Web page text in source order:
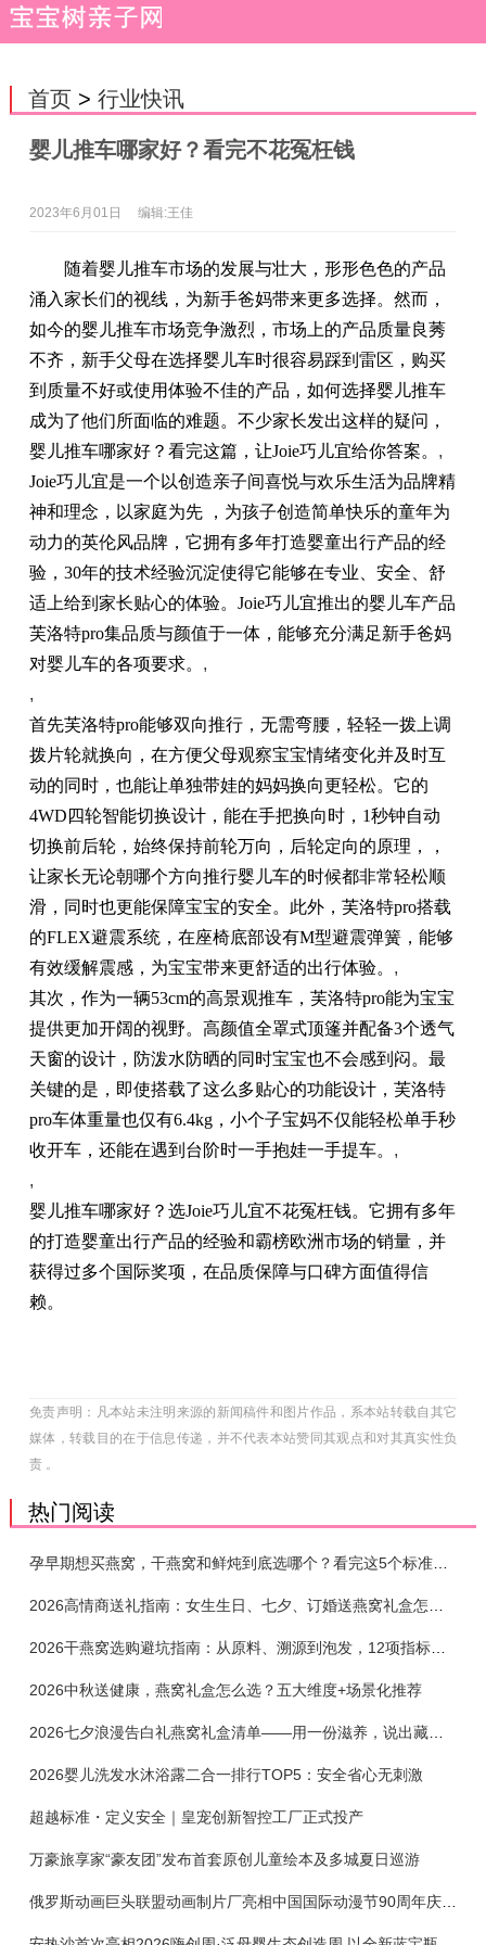
首页> 行业快讯
婴儿推车哪家好？看完不花冤枉钱
2023年6月01日 编辑:王佳
随着婴儿推车市场的发展与壮大，形形色色的产品
涌入家长们的视线，为新手爸妈带来更多选择。然而，
如今的婴儿推车市场竞争激烈，市场上的产品质量良莠
不齐，新手父母在选择婴儿车时很容易踩到雷区，购买
到质量不好或使用体验不佳的产品，如何选择婴儿推车
成为了他们所面临的难题。不少家长发出这样的疑问，
婴儿推车哪家好？看完这篇，让Joie巧儿宜给你答案。 ,
Joie巧儿宜是一个以创造亲子间喜悦与欢乐生活为品牌精
神和理念，以家庭为先 ，为孩子创造简单快乐的童年为
动力的英伦风品牌，它拥有多年打造婴童出行产品的经
验，30年的技术经验沉淀使得它能够在专业、安全、舒
适上给到家长贴心的体验。Joie巧儿宜推出的婴儿车产品
芙洛特pro集品质与颜值于一体，能够充分满足新手爸妈
对婴儿车的各项要求。 ,
,
首先芙洛特pro能够双向推行，无需弯腰，轻轻一拨上调
拨片轮就换向，在方便父母观察宝宝情绪变化并及时互
动的同时，也能让单独带娃的妈妈换向更轻松。它的
4WD四轮智能切换设计，能在手把换向时，1秒钟自动
切换前后轮，始终保持前轮万向，后轮定向的原理，，
让家长无论朝哪个方向推行婴儿车的时候都非常轻松顺
滑，同时也更能保障宝宝的安全。此外，芙洛特pro搭载
的FLEX避震系统，在座椅底部设有M型避震弹簧，能够
有效缓解震感，为宝宝带来更舒适的出行体验。 ,
其次，作为一辆53cm的高景观推车，芙洛特pro能为宝宝
提供更加开阔的视野。高颜值全罩式顶篷并配备3个透气
天窗的设计，防泼水防晒的同时宝宝也不会感到闷。最
关键的是，即使搭载了这么多贴心的功能设计，芙洛特
pro车体重量也仅有6.4kg，小个子宝妈不仅能轻松单手秒
收开车，还能在遇到台阶时一手抱娃一手提车。 ,
,
婴儿推车哪家好？选Joie巧儿宜不花冤枉钱。它拥有多年
的打造婴童出行产品的经验和霸榜欧洲市场的销量，并
获得过多个国际奖项，在品质保障与口碑方面值得信
赖。
免责声明：凡本站未注明来源的新闻稿件和图片作品，系本站转载自其它
媒体，转载目的在于信息传递，并不代表本站赞同其观点和对其真实性负
责 。
热门阅读
孕早期想买燕窝，干燕窝和鲜炖到底选哪个？看完这5个标准再下单
2026干燕窝选购避坑指南：从原料、溯源到泡发，12项指标判断靠谱燕窝
2026中秋送健康，燕窝礼盒怎么选？五大维度+场景化推荐
2026七夕浪漫告白礼燕窝礼盒清单——用一份滋养，说出藏在心底的爱
2026婴儿洗发水沐浴露二合一排行TOP5：安全省心无刺激
超越标准・定义安全｜皇宠创新智控工厂正式投产
万豪旅享家“豪友团”发布首套原创儿童绘本及多城夏日巡游
俄罗斯动画巨头联盟动画制片厂亮相中国国际动漫节90周年庆开启中国之旅新篇章